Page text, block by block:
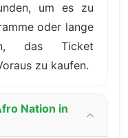
um es zu
oder lange
das Ticket
zu kaufen.
Nation in